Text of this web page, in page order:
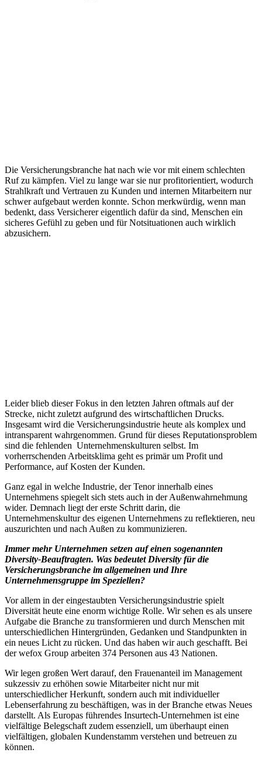
Die Versicherungsbranche hat nach wie vor mit einem schlechten
Ruf zu kämpfen. Viel zu lange war sie nur profitorientiert, wodurch
Strahlkraft und Vertrauen zu Kunden und internen Mitarbeitern nur
schwer aufgebaut werden konnte. Schon merkwürdig, wenn man
bedenkt, dass Versicherer eigentlich dafür da sind, Menschen ein
sicheres Gefühl zu geben und für Notsituationen auch wirklich
abzusichern.
Leider blieb dieser Fokus in den letzten Jahren oftmals auf der
Strecke, nicht zuletzt aufgrund des wirtschaftlichen Drucks.
Insgesamt wird die Versicherungsindustrie heute als komplex und
intransparent wahrgenommen. Grund für dieses Reputationsproblem
sind die fehlenden Unternehmenskulturen selbst. Im
vorherrschenden Arbeitsklima geht es primär um Profit und
Performance, auf Kosten der Kunden.
Ganz egal in welche Industrie, der Tenor innerhalb eines
Unternehmens spiegelt sich stets auch in der Außenwahrnehmung
wider. Demnach liegt der erste Schritt darin, die
Unternehmenskultur des eigenen Unternehmens zu reflektieren, neu
auszurichten und nach Außen zu kommunizieren.
Immer mehr Unternehmen setzen auf einen sogenannten
Diversity-Beauftragten. Was bedeutet Diversity für die
Versicherungsbranche im allgemeinen und Ihre
Unternehmensgruppe im Speziellen?
Vor allem in der eingestaubten Versicherungsindustrie spielt
Diversität heute eine enorm wichtige Rolle. Wir sehen es als unsere
Aufgabe die Branche zu transformieren und durch Menschen mit
unterschiedlichen Hintergründen, Gedanken und Standpunkten in
ein neues Licht zu rücken. Und das haben wir auch geschafft. Bei
der wefox Group arbeiten 374 Personen aus 43 Nationen.
Wir legen großen Wert darauf, den Frauenanteil im Management
sukzessiv zu erhöhen sowie Mitarbeiter nicht nur mit
unterschiedlicher Herkunft, sondern auch mit individueller
Lebenserfahrung zu beschäftigen, was in der Branche etwas Neues
darstellt. Als Europas führendes Insurtech-Unternehmen ist eine
vielfältige Belegschaft zudem essenziell, um überhaupt einen
vielfältigen, globalen Kundenstamm verstehen und betreuen zu
können.